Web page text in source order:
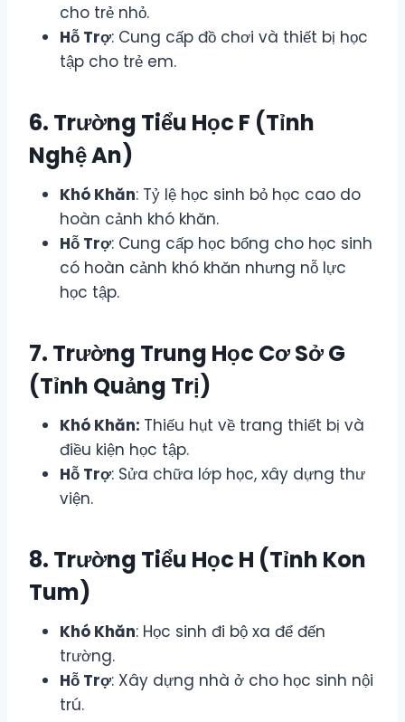
cho trẻ nhỏ.
Hỗ Trợ: Cung cấp đồ chơi và thiết bị học
tập cho trẻ em.
6. Trường Tiểu Học F (Tỉnh
Nghệ An)
Khó Khăn: Tỷ lệ học sinh bỏ học cao do
hoàn cảnh khó khăn.
Hỗ Trợ: Cung cấp học bổng cho học sinh
có hoàn cảnh khó khăn nhưng nỗ lực
học tập.
7. Trường Trung Học Cơ Sở G
(Tỉnh Quảng Trị)
Khó Khăn: Thiếu hụt về trang thiết bị và
điều kiện học tập.
Hỗ Trợ: Sửa chữa lớp học, xây dựng thư
viện.
8. Trường Tiểu Học H (Tỉnh Kon
Tum)
Khó Khăn: Học sinh đi bộ xa để đến
trường.
Hỗ Trợ: Xây dựng nhà ở cho học sinh nội
trú.